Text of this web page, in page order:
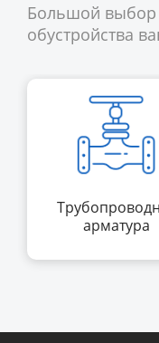
Большой выбор
обустройства
арматура